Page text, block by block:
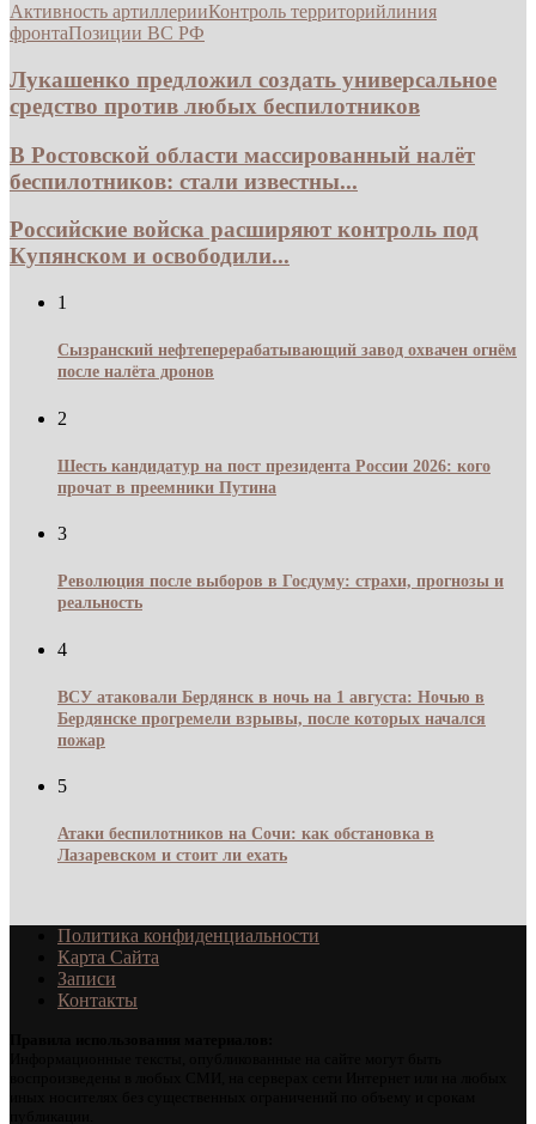
Активность артиллерииКонтроль территорийлиния
фронтаПозиции ВС РФ
Лукашенко предложил создать универсальное
средство против любых беспилотников
В Ростовской области массированный налёт
беспилотников: стали известны...
Российские войска расширяют контроль под
Купянском и освободили...
1
Сызранский нефтеперерабатывающий завод охвачен огнём
после налёта дронов
2
Шесть кандидатур на пост президента России 2026: кого
прочат в преемники Путина
3
Революция после выборов в Госдуму: страхи, прогнозы и
реальность
4
ВСУ атаковали Бердянск в ночь на 1 августа: Ночью в
Бердянске прогремели взрывы, после которых начался
пожар
5
Атаки беспилотников на Сочи: как обстановка в
Лазаревском и стоит ли ехать
Политика конфиденциальности
Карта Сайта
Записи
Контакты